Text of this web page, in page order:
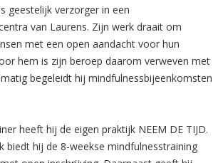
geestelijk verzorger in een
van Laurens. Zijn werk draait om
met een open aandacht voor hun
hem is zijn beroep daarom verweven met
begeleidt hij mindfulnessbijeenkomsten
heeft hij de eigen praktijk NEEM DE TIJD.
biedt hij de 8-weekse mindfulnesstraining